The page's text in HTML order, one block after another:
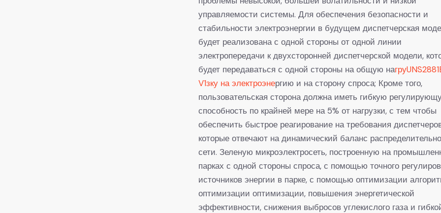
управляемости системы. Для обеспечения безопасности и
стабильности электроэнергии в будущем диспетчерская
будет реализована с одной стороны от одной линии
электропередачи к двухсторонней диспетчерской модели,
будет передаваться с одной стороны на общую на
V1зку на электроэнергию и на сторону спроса; Кроме того,
пользовательская сторона должна иметь гибкую
способность по крайней мере на 5% от нагрузки, с тем чтобы
обеспечить быстрое реагирование на требования
которые отвечают на динамический баланс
сети. Зеленую микроэлектросеть, построенную на
парках с одной стороны спроса, с помощью точного
источников энергии в парке, с помощью оптимизации
оптимизации оптимизации, повышения энергетической
эффективности, снижения выбросов углекислого газа и